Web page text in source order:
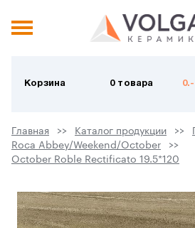
Корзина 0 товара 0.-
Главная Каталог продукции
Roca Abbey/Weekend/October
October Roble Rectificato 19.5*120